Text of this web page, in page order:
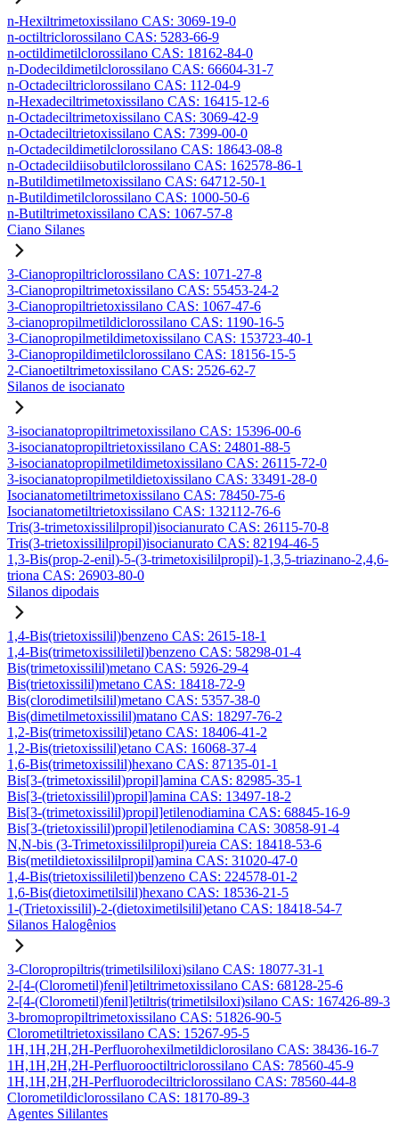
n-Hexiltrimetoxissilano CAS: 3069-19-0
n-octiltriclorossilano CAS: 5283-66-9
n-octildimetilclorossilano CAS: 18162-84-0
n-Dodecildimetilclorossilano CAS: 66604-31-7
n-Octadeciltriclorossilano CAS: 112-04-9
n-Hexadeciltrimetoxissilano CAS: 16415-12-6
n-Octadeciltrimetoxissilano CAS: 3069-42-9
n-Octadeciltrietoxissilano CAS: 7399-00-0
n-Octadecildimetilclorossilano CAS: 18643-08-8
n-Octadecildiisobutilclorossilano CAS: 162578-86-1
n-Butildimetilmetoxissilano CAS: 64712-50-1
n-Butildimetilclorossilano CAS: 1000-50-6
n-Butiltrimetoxissilano CAS: 1067-57-8
Ciano Silanes
3-Cianopropiltriclorossilano CAS: 1071-27-8
3-Cianopropiltrimetoxissilano CAS: 55453-24-2
3-Cianopropiltrietoxissilano CAS: 1067-47-6
3-cianopropilmetildiclorossilano CAS: 1190-16-5
3-Cianopropilmetildimetoxissilano CAS: 153723-40-1
3-Cianopropildimetilclorossilano CAS: 18156-15-5
2-Cianoetiltrimetoxissilano CAS: 2526-62-7
Silanos de isocianato
3-isocianatopropiltrimetoxissilano CAS: 15396-00-6
3-isocianatopropiltrietoxissilano CAS: 24801-88-5
3-isocianatopropilmetildimetoxissilano CAS: 26115-72-0
3-isocianatopropilmetildietoxissilano CAS: 33491-28-0
Isocianatometiltrimetoxissilano CAS: 78450-75-6
Isocianatometiltrietoxissilano CAS: 132112-76-6
Tris(3-trimetoxissililpropil)isocianurato CAS: 26115-70-8
Tris(3-trietoxissililpropil)isocianurato CAS: 82194-46-5
1,3-Bis(prop-2-enil)-5-(3-trimetoxisililpropil)-1,3,5-triazinano-2,4,6-
triona CAS: 26903-80-0
Silanos dipodais
1,4-Bis(trietoxissilil)benzeno CAS: 2615-18-1
1,4-Bis(trimetoxissililetil)benzeno CAS: 58298-01-4
Bis(trimetoxissilil)metano CAS: 5926-29-4
Bis(trietoxissilil)metano CAS: 18418-72-9
Bis(clorodimetilsilil)metano CAS: 5357-38-0
Bis(dimetilmetoxissilil)matano CAS: 18297-76-2
1,2-Bis(trimetoxissilil)etano CAS: 18406-41-2
1,2-Bis(trietoxissilil)etano CAS: 16068-37-4
1,6-Bis(trimetoxissilil)hexano CAS: 87135-01-1
Bis[3-(trimetoxissilil)propil]amina CAS: 82985-35-1
Bis[3-(trietoxissilil)propil]amina CAS: 13497-18-2
Bis[3-(trimetoxissilil)propil]etilenodiamina CAS: 68845-16-9
Bis[3-(trietoxissilil)propil]etilenodiamina CAS: 30858-91-4
N,N-bis (3-Trimetoxissililpropil)ureia CAS: 18418-53-6
Bis(metildietoxissililpropil)amina CAS: 31020-47-0
1,4-Bis(trietoxissililetil)benzeno CAS: 224578-01-2
1,6-Bis(dietoximetilsilil)hexano CAS: 18536-21-5
1-(Trietoxissilil)-2-(dietoximetilsilil)etano CAS: 18418-54-7
Silanos Halogênios
3-Cloropropiltris(trimetilsililoxi)silano CAS: 18077-31-1
2-[4-(Clorometil)fenil]etiltrimetoxissilano CAS: 68128-25-6
2-[4-(Clorometil)fenil]etiltris(trimetilsiloxi)silano CAS: 167426-89-3
3-bromopropiltrimetoxissilano CAS: 51826-90-5
Clorometiltrietoxissilano CAS: 15267-95-5
1H,1H,2H,2H-Perfluorohexilmetildiclorosilano CAS: 38436-16-7
1H,1H,2H,2H-Perfluorooctiltriclorossilano CAS: 78560-45-9
1H,1H,2H,2H-Perfluorodeciltriclorossilano CAS: 78560-44-8
Clorometildiclorossilano CAS: 18170-89-3
Agentes Sililantes